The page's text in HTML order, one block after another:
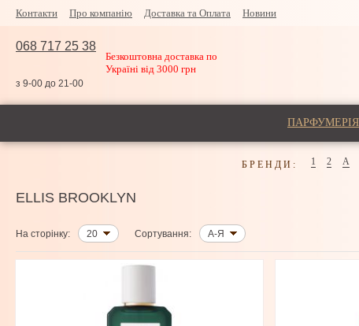
Контакти Про компанію Доставка та Оплата Новини
068 717 25 38
Безкоштовна доставка по
Україні від 3000 грн
з 9-00 до 21-00
ПАРФУМЕРІЯ
БРЕНДИ: 1 2 A
ELLIS BROOKLYN
На сторінку: 20 Сортування: А-Я